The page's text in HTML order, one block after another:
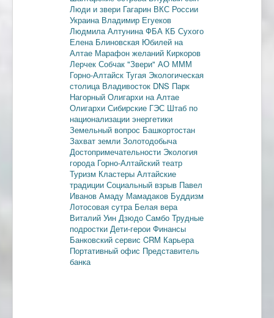
Люди и звери Гагарин ВКС России
Украина Владимир Егуеков
Людмила Алтунина ФБА КБ Сухого
Елена Блиновская Юбилей на
Алтае Марафон желаний Киркоров
Лерчек Собчак "Звери" АО МММ
Горно-Алтайск Тугая Экологическая
столица Владивосток DNS Парк
Нагорный Олигархи на Алтае
Олигархи Сибирские ГЭС Штаб по
национализации энергетики
Земельный вопрос Башкортостан
Захват земли Золотодобыча
Достопримечательности Экология
города Горно-Алтайский театр
Туризм Кластеры Алтайские
традиции Социальный взрыв Павел
Иванов Амаду Мамадаков Буддизм
Лотосовая сутра Белая вера
Виталий Уин Дзюдо Самбо Трудные
подростки Дети-герои Финансы
Банковский сервис CRM Карьера
Портативный офис Представитель
банка